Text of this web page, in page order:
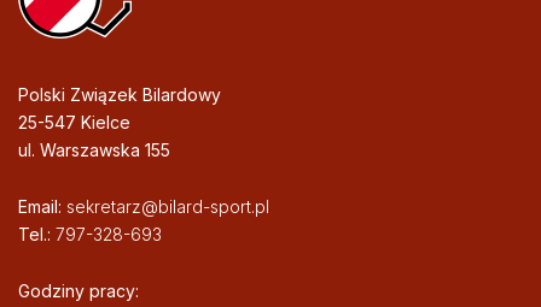
Polski Związek Bilardowy
25-547 Kielce
ul. Warszawska 155
Email: sekretarz@bilard-sport.pl
Tel.: 797-328-693
Godziny pracy: